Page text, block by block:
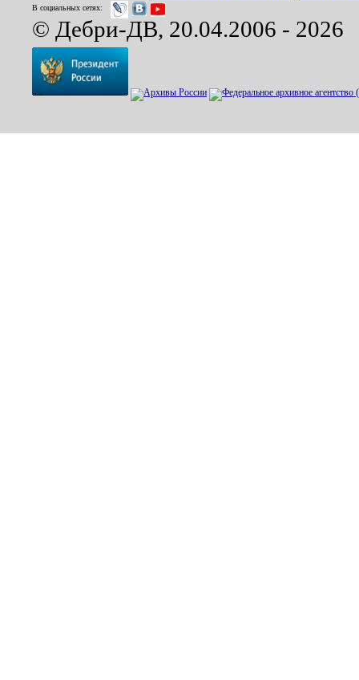
В социальных сетях:
© Дебри-ДВ, 20.04.2006 - 2026